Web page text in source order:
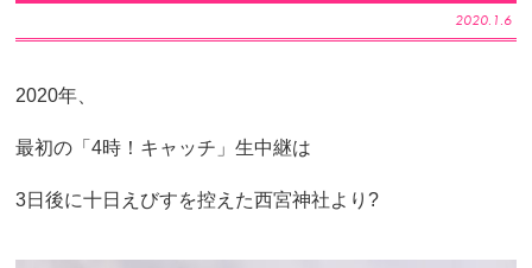
2020.1.6
2020年、
最初の「4時！キャッチ」生中継は
3日後に十日えびすを控えた西宮神社より?